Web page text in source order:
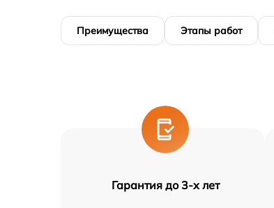
Преимущества Этапы работ
Гарантия до 3-х лет